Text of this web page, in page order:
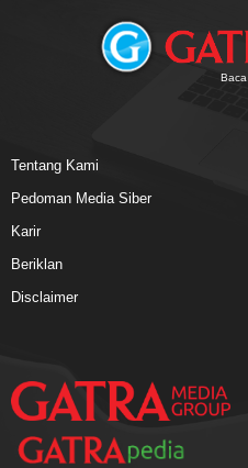
Baca
Tentang Kami
Pedoman Media Siber
Karir
Beriklan
Disclaimer